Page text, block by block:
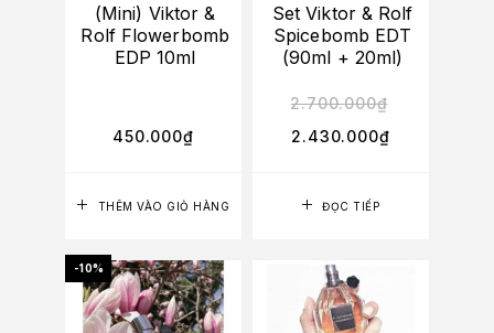
THÊM VÀO GIỎ HÀNG
(Mini) Viktor &
Rolf Flowerbomb
EDP 10ml
450.000₫
ĐỌC TIẾP
Set Viktor & Rolf
Spicebomb EDT
(90ml + 20ml)
2.700.000₫
2.430.000₫
-10%